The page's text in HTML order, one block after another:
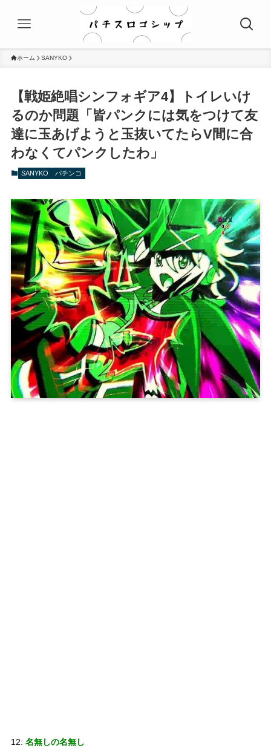
ホーム SANYKO
【戦姫絶唱シンフォギア4】トイレいけ
るのか問題「皆パンクには気をつけて友
達に玉あげようと玉抜いてたらV間に合
わなくてパンクしたわ」
SANYKO パチンコ
12: 名無しの名無し